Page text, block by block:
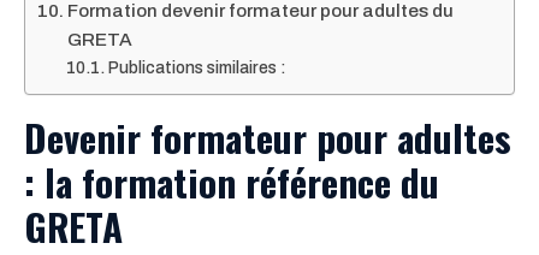
Formation devenir formateur pour adultes du
GRETA
Publications similaires :
Devenir formateur pour adultes
: la formation référence du
GRETA